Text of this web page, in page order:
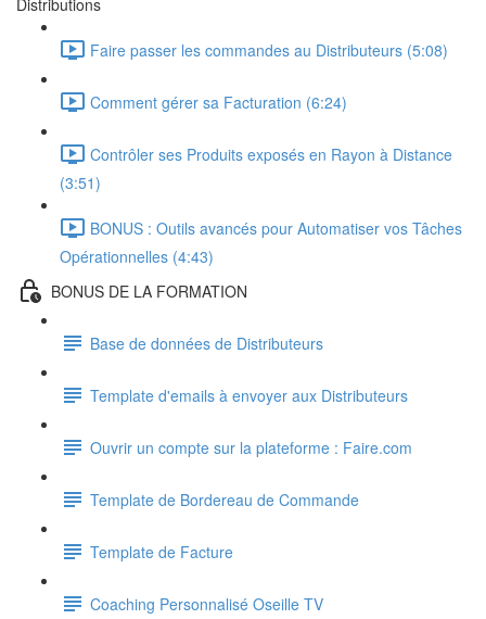
Distributions
Faire passer les commandes au Distributeurs (5:08)
Comment gérer sa Facturation (6:24)
Contrôler ses Produits exposés en Rayon à Distance
(3:51)
BONUS : Outils avancés pour Automatiser vos Tâches
Opérationnelles (4:43)
BONUS DE LA FORMATION
Base de données de Distributeurs
Template d'emails à envoyer aux Distributeurs
Ouvrir un compte sur la plateforme : Faire.com
Template de Bordereau de Commande
Template de Facture
Coaching Personnalisé Oseille TV